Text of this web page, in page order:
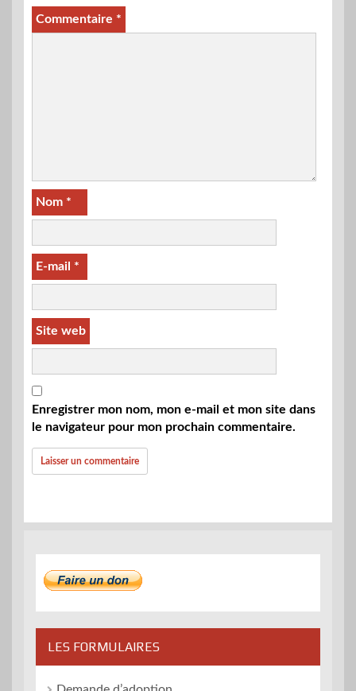
Commentaire *
Nom *
E-mail *
Site web
Enregistrer mon nom, mon e-mail et mon site dans
le navigateur pour mon prochain commentaire.
LES FORMULAIRES